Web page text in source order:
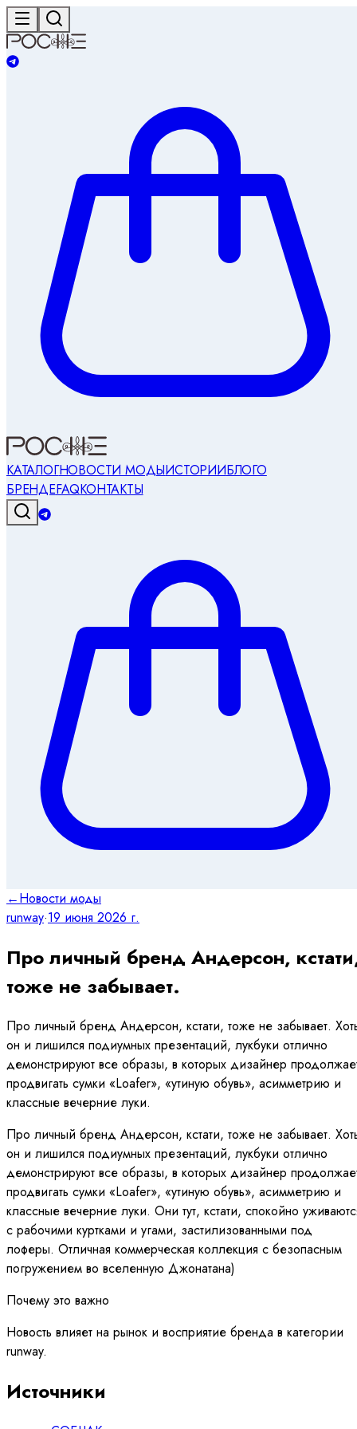
КАТАЛОГНОВОСТИ МОДЫИСТОРИИБЛОГО
БРЕНДЕFAQКОНТАКТЫ
←Новости моды
runway·19 июня 2026 г.
Про личный бренд Андерсон,
тоже не забывает.
Про личный бренд Андерсон, кстати, тоже не забывает.
он и лишился подиумных презентаций, лукбуки отлично
демонстрируют все образы, в которых дизайнер
продвигать сумки «Loafer», «утиную обувь», асимметрию и
классные вечерние луки.
Про личный бренд Андерсон, кстати, тоже не забывает.
он и лишился подиумных презентаций, лукбуки отлично
демонстрируют все образы, в которых дизайнер
продвигать сумки «Loafer», «утиную обувь», асимметрию и
классные вечерние луки. Они тут, кстати, спокойно
с рабочими куртками и угами, застилизованными под
лоферы. Отличная коммерческая коллекция с безопасным
погружением во вселенную Джонатана)
Почему это важно
Новость влияет на рынок и восприятие бренда в категории
runway.
Источники